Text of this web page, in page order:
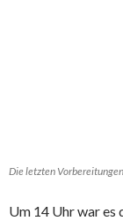
Die letzten
Um 14 Uhr war es